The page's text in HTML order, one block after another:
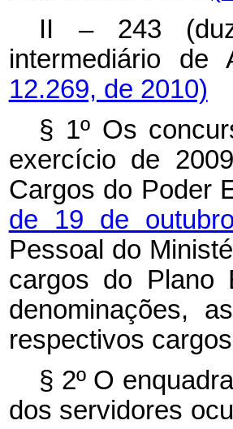
II – 243
intermediário de
12.269, de 2010)
§ 1º Os
exercício de
Cargos do Poder
de 19 de
Pessoal do
cargos do Plano
denominações,
respectivos cargos
§ 2º O
dos servidores